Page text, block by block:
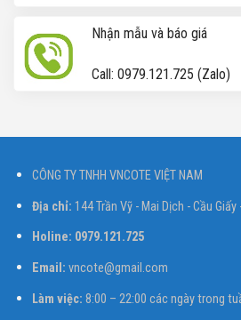
Nhận mẫu và báo giá
Call: 0979.121.725 (Zalo)
CÔNG TY TNHH VNCOTE VIỆT NAM
Địa chỉ: 144 Trần Vỹ - Mai Dịch - Cầu Giấy
Holine: 0979.121.725
Email: vncote@gmail.com
Làm việc: 8:00 – 22:00 các ngày trong